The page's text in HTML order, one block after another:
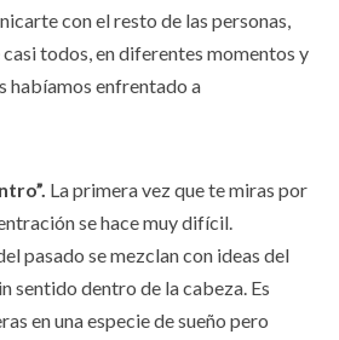
con el resto de las personas,
todos, en diferentes momentos y
habíamos enfrentado a
La primera vez que te miras por
se hace muy difícil.
pasado se mezclan con ideas del
sentido dentro de la cabeza. Es
en una especie de sueño pero